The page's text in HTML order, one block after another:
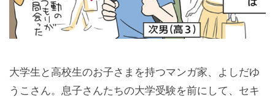
大学生と高校生のお子さまを持つマンガ家、よしだゆ
うこさん。息子さんたちの大学受験を前にして、セキ